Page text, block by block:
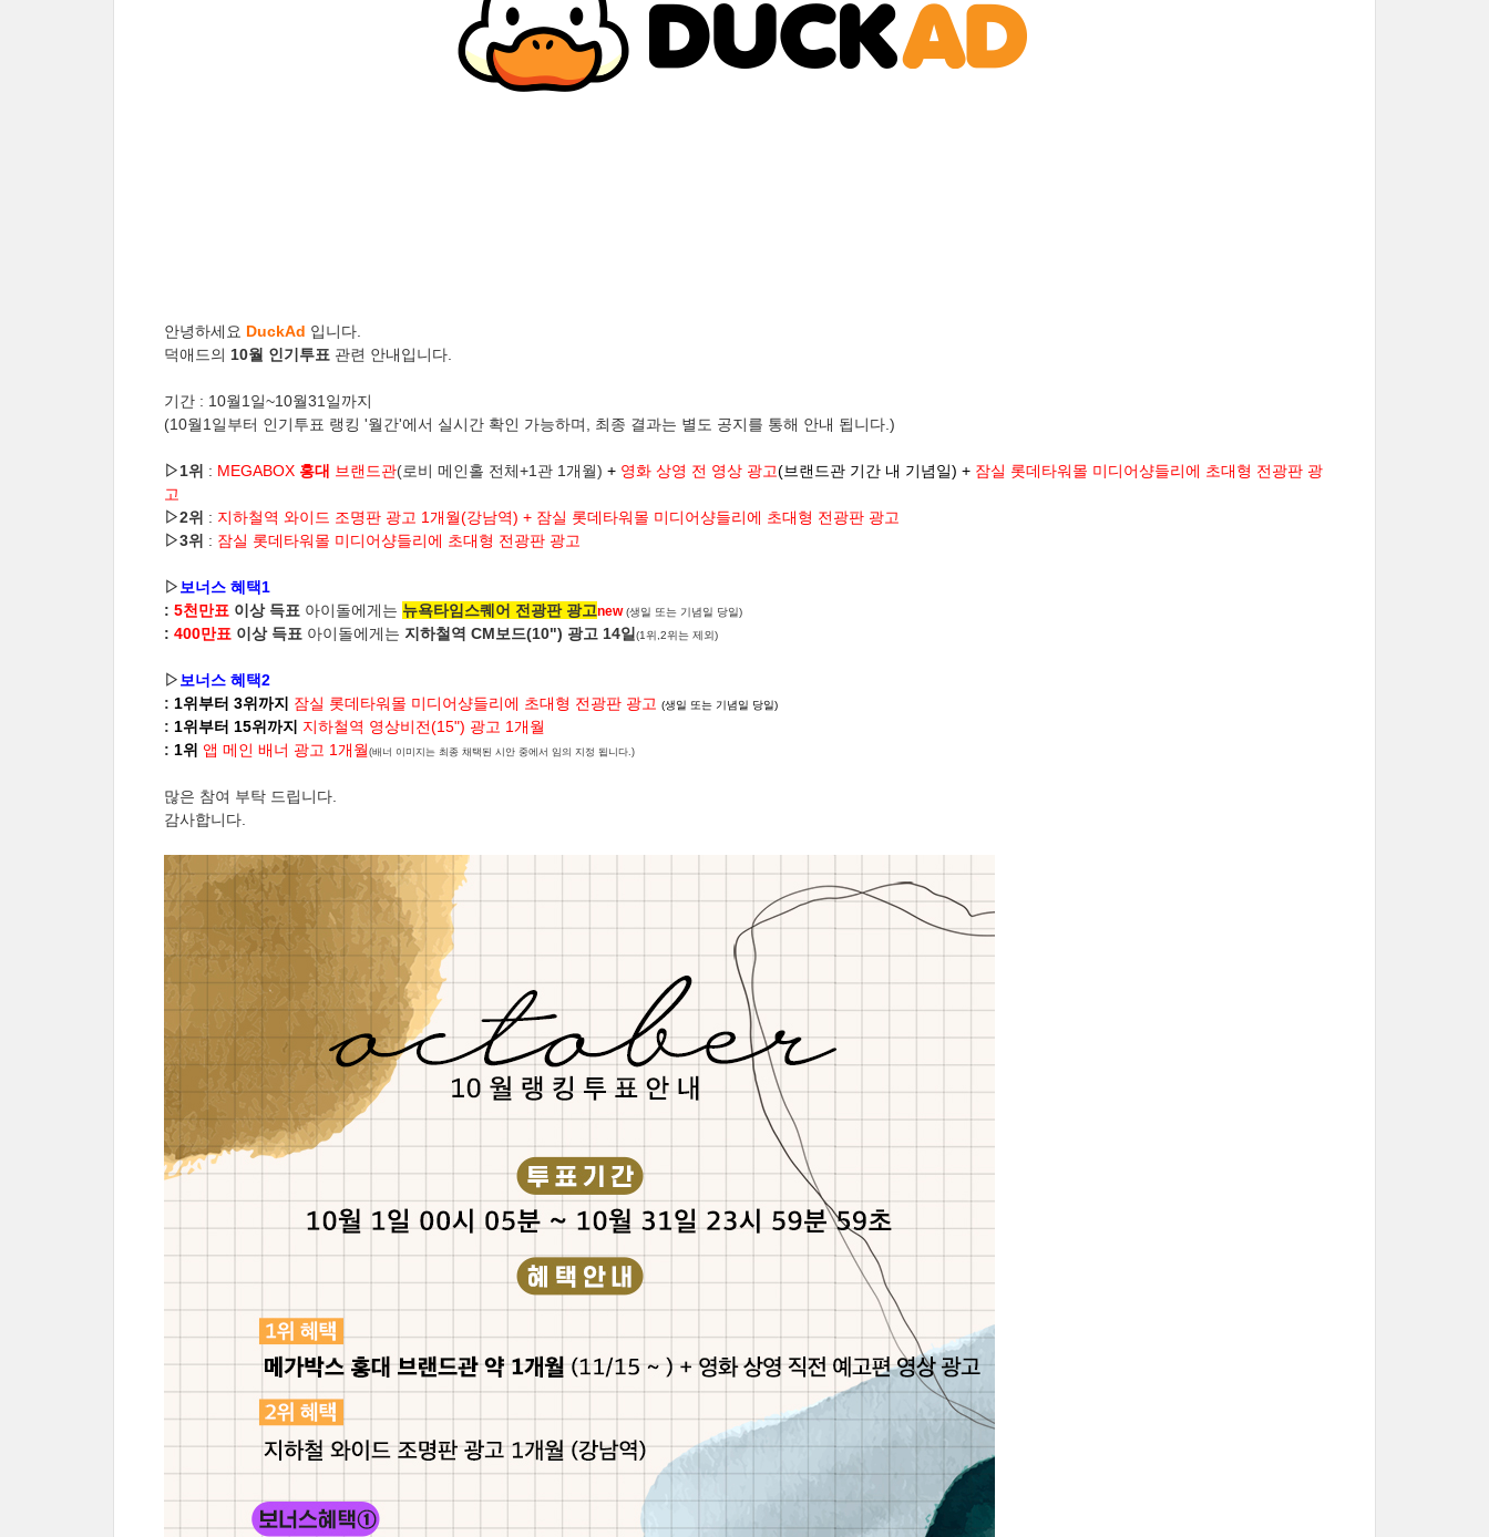
안녕하세요 DuckAd 입니다.
덕애드의 10월 인기투표 관련 안내입니다.
기간 : 10월1일~10월31일까지
(10월1일부터 인기투표 랭킹 '월간'에서 실시간 확인 가능하며, 최종 결과는 별도 공지를 통해 안내 됩니다.)
▷1위 : MEGABOX 홍대 브랜드관(로비 메인홀 전체+1관 1개월) + 영화 상영 전 영상 광고(브랜드관 기간 내 기념일) + 잠실 롯데타워몰 미디어샹들리에 초대형 전광판 광
고
▷2위 : 지하철역 와이드 조명판 광고 1개월(강남역) + 잠실 롯데타워몰 미디어샹들리에 초대형 전광판 광고
▷3위 : 잠실 롯데타워몰 미디어샹들리에 초대형 전광판 광고
▷ 보너스 혜택1
: 5천만표 이상 득표 아이돌에게는 뉴욕타임스퀘어 전광판 광고new(생일 또는 기념일 당일)
: 400만표 이상 득표 아이돌에게는 지하철역 CM보드(10") 광고 14일 (1위,2위는 제외)
▷ 보너스 혜택2
: 1위부터 3위까지 잠실 롯데타워몰 미디어샹들리에 초대형 전광판 광고 (생일 또는 기념일 당일)
: 1위부터 15위까지 지하철역 영상비전(15") 광고 1개월
: 1위 앱 메인 배너 광고 1개월 (배너 이미지는 최종 채택된 시안 중에서 임의 지정 됩니다.)
많은 참여 부탁 드립니다.
감사합니다.